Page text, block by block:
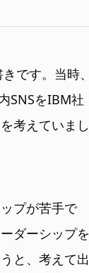
です。当時、
SNSをIBM社
考えていまし
プが苦手で
ダーシップを
と、考えて出